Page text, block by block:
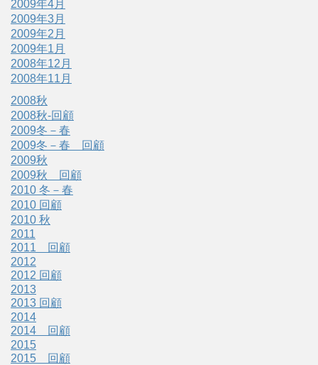
2009年4月
2009年3月
2009年2月
2009年1月
2008年12月
2008年11月
2008秋
2008秋-回顧
2009冬－春
2009冬－春 回顧
2009秋
2009秋 回顧
2010 冬－春
2010 回顧
2010 秋
2011
2011 回顧
2012
2012 回顧
2013
2013 回顧
2014
2014 回顧
2015
2015 回顧